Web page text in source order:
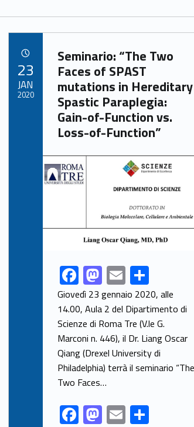
Link identifier archive #link-archive-22242
Seminario: “The Two
Faces of SPAST
mutations in Hereditary
Spastic Paraplegia:
Gain-of-Function vs.
Loss-of-Function”
Link identifier archive #link-archive-thumb-soap-74297
Link identifier share facebook archive #share-link-archive-1597 F
ac
e
b
o
o
k
M
as
to
d
o
n
E
m
ai
l
h
ar
e
Giovedì 23 gennaio 2020, alle
14.00, Aula 2 del Dipartimento di
Scienze di Roma Tre (V.le G.
Marconi n. 446), il Dr. Liang Oscar
Qiang (Drexel University di
Philadelphia) terrà il seminario “The
Two Faces…
F M E
23
JAN
2020